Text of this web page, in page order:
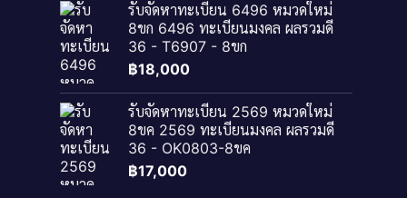
รับจัดหาทะเบียน 6496 หมวดใหม่
8ขก 6496 ทะเบียนมงคล ผลรวมดี
36 - T6907 - 8ขก
฿18,000
รับจัดหาทะเบียน 2569 หมวดใหม่
8ขค 2569 ทะเบียนมงคล ผลรวมดี
36 - OK0803-8ขค
฿17,000